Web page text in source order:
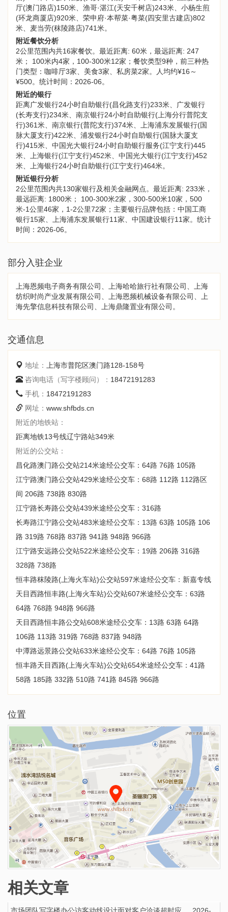
厅(澳门路店)150米、渔哥·湛江(天安千树店)243米、小杨生煎
(环龙商厦店)920米、荣申府·本帮菜·粤菜(四安里古建店)802
米、麦当劳(秣陵路店)741米。
附近餐饮分析
2公里范围内共16家餐饮。最近距离: 60米，最远距离: 247
米； 100米内4家，100-300米12家；餐饮类型9种，前三种热
门类型：咖啡厅3家、美食3家、私房菜2家。人均约¥16～
¥500。统计时间：2026-06。
附近的银行
距离广发银行24小时自助银行(昌化路支行)233米、广发银行
(长寿支行)234米、南京银行24小时自助银行(上海分行普陀支
行)361米、南京银行(普陀支行)374米、上海浦东发展银行(国
脉大厦支行)422米、浦发银行24小时自助银行(国脉大厦支
行)415米、中国光大银行24小时自助银行服务(江宁支行)445
米、上海银行(江宁支行)452米、中国光大银行(江宁支行)452
米、上海银行24小时自助银行(江宁支行)464米。
附近银行分析
2公里范围内共130家银行及相关金融网点。最近距离: 233米，
最远距离: 1800米； 100-300米2家，300-500米10家，500
米-1公里46家，1-2公里72家；主要银行品牌包括：中国工商
银行15家、上海浦东发展银行11家、中国建设银行11家。统计
时间：2026-06。
部分入驻企业
上海恩频电子商务有限公司、上海哈哈旅行社有限公司、上海
纺织时尚产业发展有限公司、上海恩频机械设备有限公司、上
海先擎信息科技有限公司、上海鼎隆置业有限公司。
交通信息
地址： 上海市普陀区澳门路128-158号
咨询电话（写字楼顾问）： 18472191283
手机： 18472191283
网址： www.shfbds.cn
附近的地铁站：
距离地铁13号线辽宁路站349米
附近的公交站：
昌化路澳门路公交站214米途经公交车：64路 76路 105路
江宁路澳门路公交站429米途经公交车：68路 112路 112路区
间 206路 738路 830路
江宁路长寿路公交站439米途经公交车：316路
长寿路江宁路公交站483米途经公交车：13路 63路 105路 106
路 319路 768路 837路 941路 948路 966路
江宁路安远路公交站522米途经公交车：19路 206路 316路
328路 738路
恒丰路秣陵路(上海火车站)公交站597米途经公交车：新嘉专线
天目西路恒丰路(上海火车站)公交站607米途经公交车：63路
64路 768路 948路 966路
天目西路恒丰路公交站608米途经公交车：13路 63路 64路
106路 113路 319路 768路 837路 948路
中潭路远景路公交站633米途经公交车：64路 76路 105路
恒丰路天目西路(上海火车站)公交站654米途经公交车：41路
58路 185路 332路 510路 741路 845路 966路
位置
相关文章
市场团队写字楼办公访客动线设计面对客户洽谈超时应
2026-